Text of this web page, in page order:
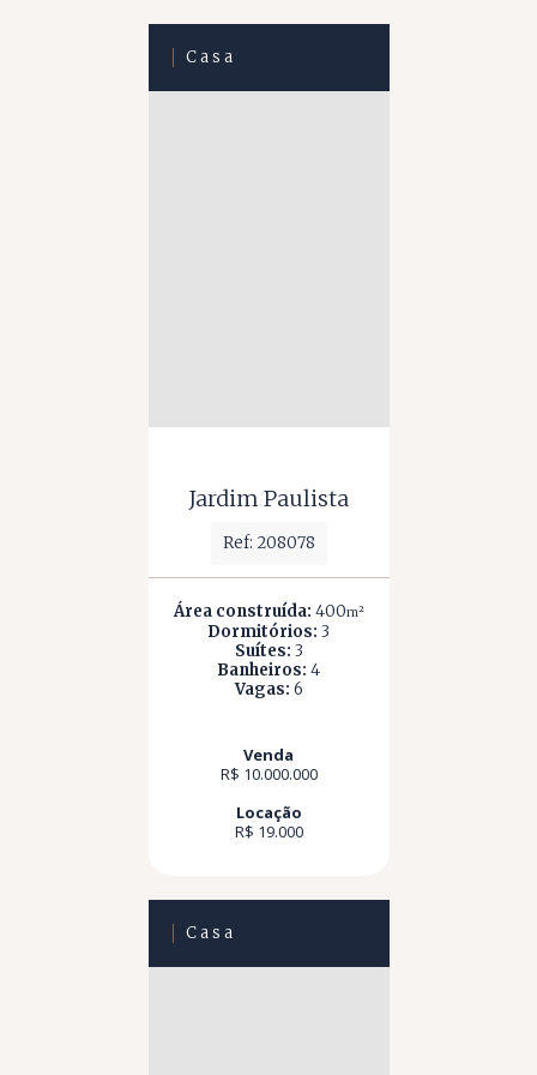
Casa
Jardim Paulista
Ref: 208078
Área construída: 400m²
Dormitórios: 3
Suítes: 3
Banheiros: 4
Vagas: 6
Venda
R$ 10.000.000
Locação
R$ 19.000
Casa